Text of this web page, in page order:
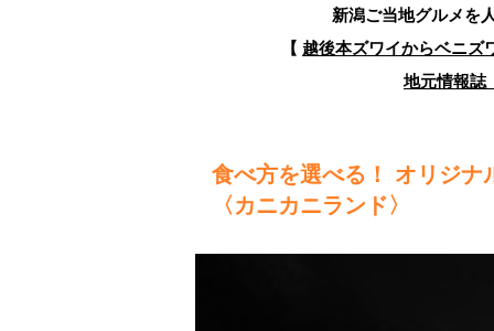
新潟ご当地グルメを
【 越後本ズワイからベニズ
地元情報誌
食べ方を選べる！ オリジナ
〈カニカニランド〉